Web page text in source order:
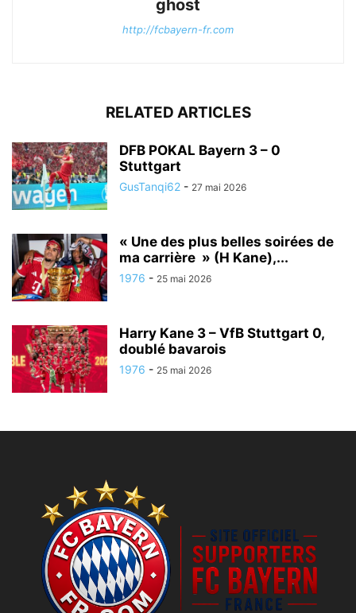
ghost
http://fcbayern-fr.com
RELATED ARTICLES
DFB POKAL Bayern 3 – 0
Stuttgart
GusTanqi62 - 27 mai 2026
« Une des plus belles soirées de
ma carrière » (H Kane),...
1976 - 25 mai 2026
Harry Kane 3 – VfB Stuttgart 0,
doublé bavarois
1976 - 25 mai 2026